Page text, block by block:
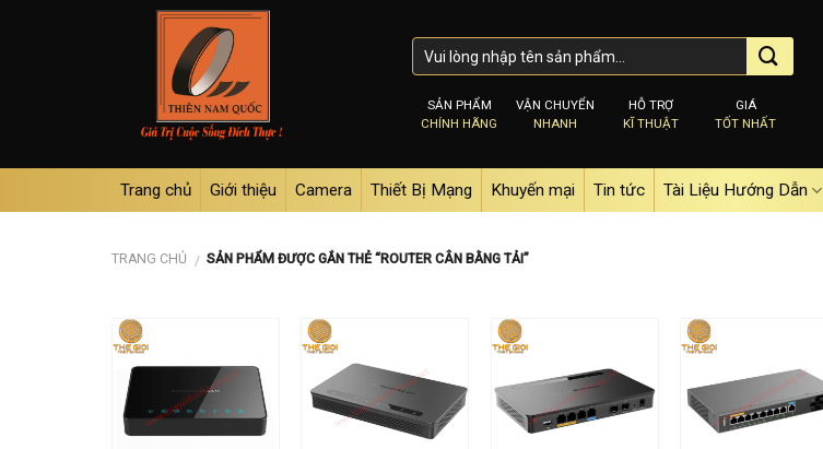
SẢN PHẨM
CHÍNH HÃNG
VẬN CHUYỂN
NHANH
HỖ TRỢ
KĨ THUẬT
GIÁ
TỐT NHẤT
Trang chủ Giới thiệu Camera Thiết Bị Mạng Khuyến mại Tin tức Tài Liệu Hướng Dẫn
TRANG CHỦ / SẢN PHẨM ĐƯỢC GẮN THẺ “ROUTER CÂN BẰNG TẢI”
Add to
Add to
wishlist
Add to
Add to